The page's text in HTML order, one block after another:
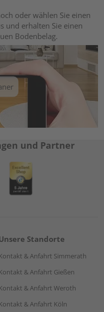
oder wählen Sie einen
und erhalten Sie einen
Bodenbelag.
und Partner
Standorte
& Anfahrt Simmerath
& Anfahrt Gießen
& Anfahrt Weroth
& Anfahrt Köln